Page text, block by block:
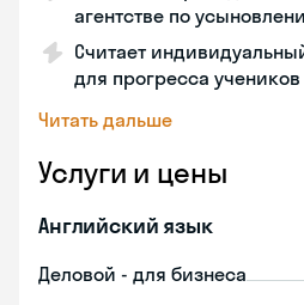
агентстве по
Считает
для прогресса учеников
Читать дальше
Услуги и цены
Английский язык
Деловой - для бизнеса